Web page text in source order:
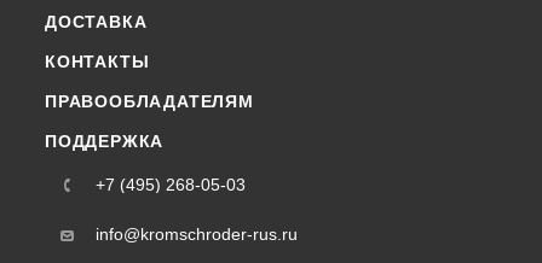
ДОСТАВКА
КОНТАКТЫ
ПРАВООБЛАДАТЕЛЯМ
ПОДДЕРЖКА
+7 (495) 268-05-03
info@kromschroder-rus.ru